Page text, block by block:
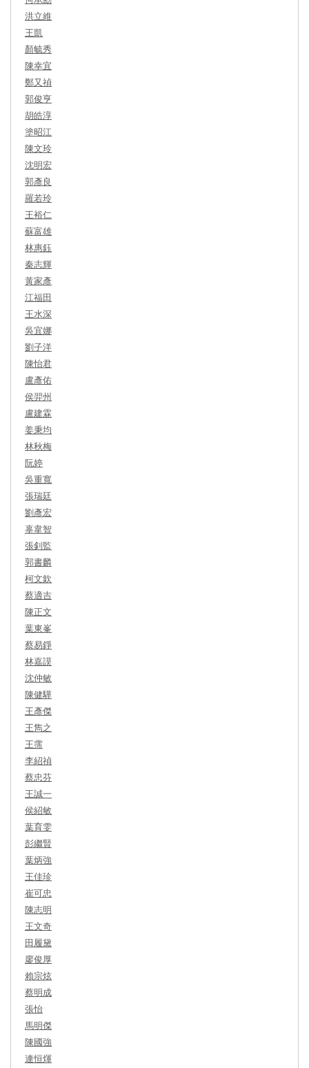
洪立維
王凱
顏毓秀
陳幸宜
鄭又禎
郭俊亨
胡皓淳
塗昭江
陳文玲
沈明宏
郭彥良
羅若玲
王裕仁
蘇富雄
林惠鈺
秦志輝
黃家彥
江福田
王水深
吳宜娜
劉子洋
陳怡君
盧彥佑
侯羿州
盧建霖
姜秉均
林秋梅
阮婷
吳重寬
張瑞廷
劉彥宏
辜韋智
張釗監
郭書麟
柯文欽
蔡適吉
陳正文
葉東峯
蔡易錚
林嘉謨
沈仲敏
陳健驊
王彥傑
王雋之
王霈
李紹禎
蔡忠芬
王誠一
侯紹敏
葉育雯
彭繼賢
葉炳強
王佳珍
崔可忠
陳志明
王文奇
田履黛
廖俊厚
賴宗炫
蔡明成
張怡
馬明傑
陳國強
連恒煇